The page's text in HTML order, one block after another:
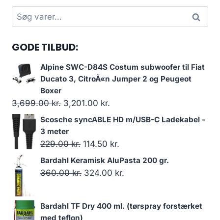
Søg
efter:
Søg
GODE TILBUD:
Alpine SWC-D84S Costum subwoofer til Fiat
Ducato 3, CitroÃ«n Jumper 2 og Peugeot
Boxer
3,699.00kr. Den
oprindelige
pris
var:
3,699.00 kr..
3,201.00 kr.
aktuelle
er:
3,201.00 kr..
Scosche syncABLE HD m/USB-C Ladekabel -
3 meter
229.00kr. Den
oprindelige
pris
114.50 kr.
aktuelle
pris
Bardahl Keramisk AluPasta 200 gr.
360.00kr. Den
var:
324.00 kr.
er:
Bardahl TF Dry 400 ml. (tørspray forstærket
med teflon)